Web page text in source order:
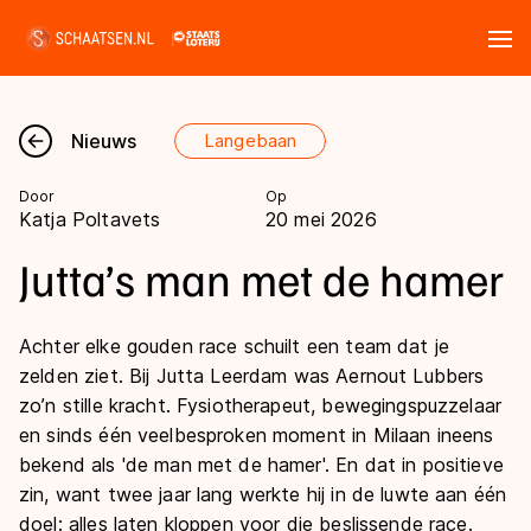
Nieuws
Kalender
Disciplines
Marathon
Langebaan
Shorttrack
Inlineskaten
Uitslagen
Langebaan
Shorttrack
Marathon
Tijden & historie
Ranglijsten Langebaan
Nieuws Langebaan
Door
Katja Poltavets
Op
20 mei 2026
Jutta’s man met de hamer
Achter elke gouden race schuilt een team dat je
zelden ziet. Bij Jutta Leerdam was Aernout Lubbers
zo’n stille kracht. Fysiotherapeut, bewegingspuzzelaar
en sinds één veelbesproken moment in Milaan ineens
bekend als 'de man met de hamer'. En dat in positieve
zin, want twee jaar lang werkte hij in de luwte aan één
doel: alles laten kloppen voor die beslissende race.